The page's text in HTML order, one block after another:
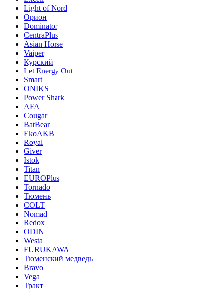
Light of Nord
Орион
Dominator
CentraPlus
Asian Horse
Vaiper
Курский
Let Energy Out
Smart
ONIKS
Power Shark
AFA
Cougar
BatBear
EkoAKB
Royal
Giver
Istok
Titan
EUROPlus
Tornado
Тюмень
COLT
Nomad
Redox
ODIN
Westa
FURUKAWA
Тюменский медведь
Bravo
Vega
Тракт